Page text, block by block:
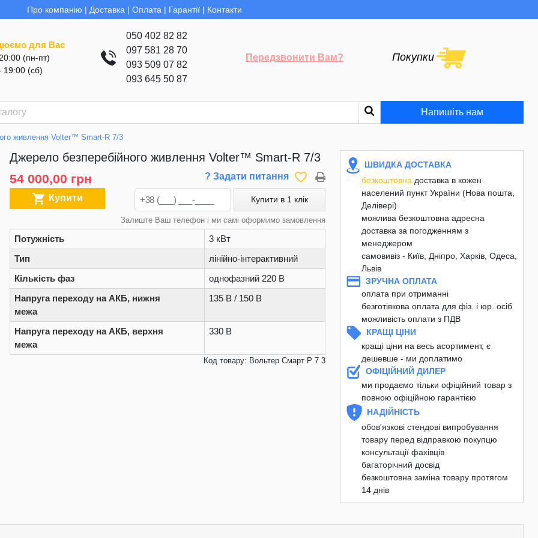
Про компанію | Доставка | Оплата | Гарантії | Контакти
для Вас
(пн-пт)
19:00 (сб)
050 402 82 82
097 581 28 70
093 509 07 82
093 645 50 87
Передзвонити Вам? Покупки
Напишіть нам
живлення Volter™ Smart-R 7/3
Джерело безперебійного живлення Volter™ Smart-R 7/3
54 000,00 грн ? Задати питання favorite_border
 Купити Купити в 1 клік
Залиште Ваш телефон і ми самі оформимо замовлення
Потужність
3 кВт
Тип
лінійно-інтерактивний
Кількість фаз
однофазний 220 В
Напруга переходу на АКБ, нижня
межа
135 В / 150 В
Напруга переходу на АКБ, верхня
межа
330 В
Код товару: Вольтер Смарт Р 7 3
ШВИДКА ДОСТАВКА
безкоштовна доставка в кожен
населений пункт України (Нова пошта,
Делівері)
можлива безкоштовна адресна
доставка за погодженням з
менеджером
самовивіз - Київ, Дніпро, Харків, Одеса,
Львів
ЗРУЧНА ОПЛАТА
оплата при отриманні
безготівкова оплата для фіз. і юр. осіб
можливість оплати з ПДВ
КРАЩІ ЦІНИ
кращі ціни на весь асортимент, є
дешевше - ми доплатимо
ОФІЦІЙНИЙ ДИЛЕР
ми продаємо тільки офіційний товар з
повною офіційною гарантією
НАДІЙНІСТЬ
обов'язкові стендові випробування
товару перед відправкою покупцю
консультації фахівців
багаторічний досвід
безкоштовна заміна товару протягом
14 днів